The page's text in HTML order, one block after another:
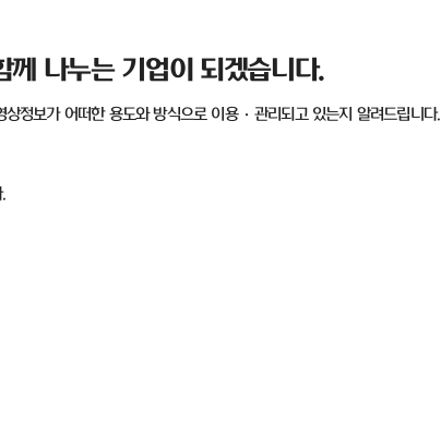
나누는 기업이 되겠습니다.
정보가 어떠한 용도와 방식으로 이용· 관리되고 있는지 알려드립니다.
.